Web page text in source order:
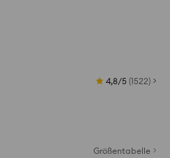
4,8/5 (1522)
Größentabelle